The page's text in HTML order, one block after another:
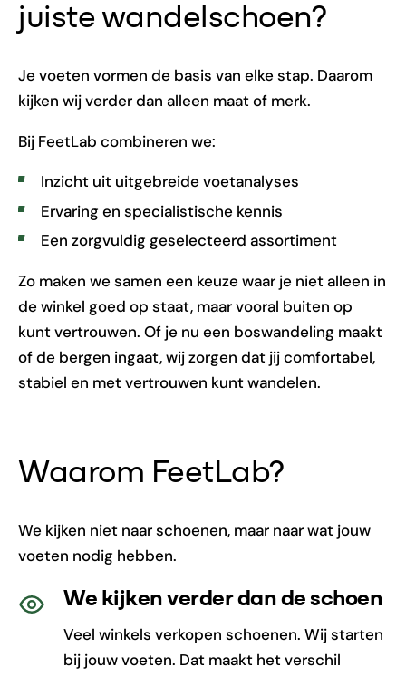
juiste wandelschoen?
Je voeten vormen de basis van elke stap. Daarom
kijken wij verder dan alleen maat of merk.
Bij FeetLab combineren we:
Inzicht uit uitgebreide voetanalyses
Ervaring en specialistische kennis
Een zorgvuldig geselecteerd assortiment
Zo maken we samen een keuze waar je niet alleen in
de winkel goed op staat, maar vooral buiten op
kunt vertrouwen. Of je nu een boswandeling maakt
of de bergen ingaat, wij zorgen dat jij comfortabel,
stabiel en met vertrouwen kunt wandelen.
Waarom FeetLab?
We kijken niet naar schoenen, maar naar wat jouw
voeten nodig hebben.
We kijken verder dan de schoen
Veel winkels verkopen schoenen. Wij starten
bij jouw voeten. Dat maakt het verschil